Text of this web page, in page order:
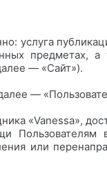
услуга
предметах, а
— «Сайт»).
—
«Vanessa»,
Пользователям
или